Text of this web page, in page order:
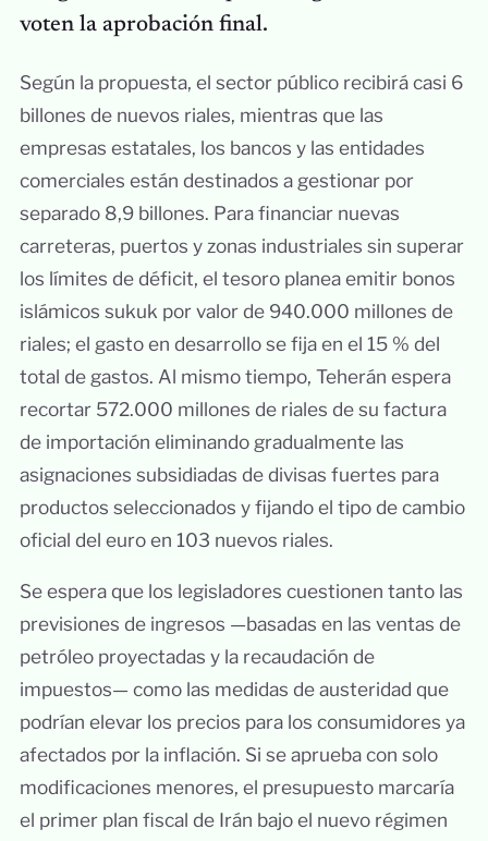
voten la aprobación final.
Según la propuesta, el sector público recibirá casi 6
billones de nuevos riales, mientras que las
empresas estatales, los bancos y las entidades
comerciales están destinados a gestionar por
separado 8,9 billones. Para financiar nuevas
carreteras, puertos y zonas industriales sin superar
los límites de déficit, el tesoro planea emitir bonos
islámicos sukuk por valor de 940.000 millones de
riales; el gasto en desarrollo se fija en el 15 % del
total de gastos. Al mismo tiempo, Teherán espera
recortar 572.000 millones de riales de su factura
de importación eliminando gradualmente las
asignaciones subsidiadas de divisas fuertes para
productos seleccionados y fijando el tipo de cambio
oficial del euro en 103 nuevos riales.
Se espera que los legisladores cuestionen tanto las
previsiones de ingresos —basadas en las ventas de
petróleo proyectadas y la recaudación de
impuestos— como las medidas de austeridad que
podrían elevar los precios para los consumidores ya
afectados por la inflación. Si se aprueba con solo
modificaciones menores, el presupuesto marcaría
el primer plan fiscal de Irán bajo el nuevo régimen